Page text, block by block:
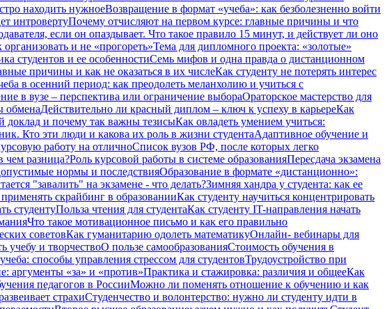
находить нужноеВозвращение в формат «учеба»: как безболезненно войти
интровертуПочему отчисляют на первом курсе: главные причины и что
если он опаздывает. Что такое правило 15 минут, и действует ли оно
и не «прогореть»Тема для дипломного проекта: «золотые»
студентов и ее особенностиСемь мифов и одна правда о дистанционном
причины и как не оказаться в их числеКак студенту не потерять интерес
в осенний период: как преодолеть меланхолию и учиться с
в вузе – перспектива или ограничение выбораОраторское мастерство для
обменаДействительно ли красный диплом – ключ к успеху в карьереКак
доклад и почему так важны тезисыКак овладеть умением учиться:
Кто эти люди и какова их роль в жизни студентаАдаптивное обучение и
работу на отличноСписок вузов РФ, после которых легко
чем разница?Роль курсовой работы в системе образованияПересдача экзамена
нормы и последствияОбразование в формате «дистанционно»:
"завалить" на экзамене - что делать?Зимняя хандра у студента: как ее
скрайбинг в образованииКак студенту научиться концентрировать
студентуПольза чтения для студентаКак студенту IT-направления начать
Что такое мотивационное письмо и как его правильно
советовКак гуманитарию одолеть математикуОнлайн- вебинары для
учебу и творчествоО пользе самообразованияСтоимость обучения в
способы управления стрессом для студентовТрудоустройство при
аргументы «за» и «против»Практика и стажировка: различия и общееКак
педагогов в РоссииМожно ли поменять отношение к обучению и как
страхиСтуденчество и волонтерство: нужно ли cтуденту идти в